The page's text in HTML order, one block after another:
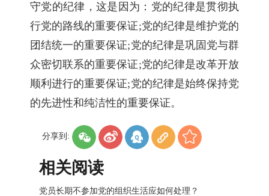
守党的纪律，这是因为：党的纪律是贯彻执
行党的路线的重要保证;党的纪律是维护党的
团结统一的重要保证;党的纪律是巩固党与群
众密切联系的重要保证;党的纪律是改革开放
顺利进行的重要保证;党的纪律是始终保持党
的先进性和纯洁性的重要保证。
分享到:
相关阅读
党员长期不参加党的组织生活应如何处理？